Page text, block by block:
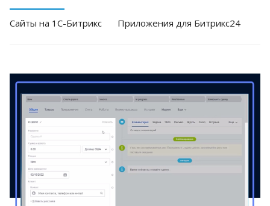
Cайты на 1С-Битрикс Приложения для Битрикс24
Смотреть проект